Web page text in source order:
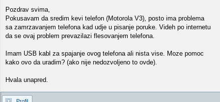
Pozdrav svima,
Pokusavam da sredim kevi telefon (Motorola V3), posto ima problema
sa zamrzavanjem telefona kad udje u pisanje poruke. Videh po internetu
da se ovaj problem prevazilazi flesovanjem telefona.
Imam USB kabl za spajanje ovog telefona ali nista vise. Moze pomoc
kako ovo da uradim? (ako nije nedozvoljeno to ovde).
Hvala unapred.